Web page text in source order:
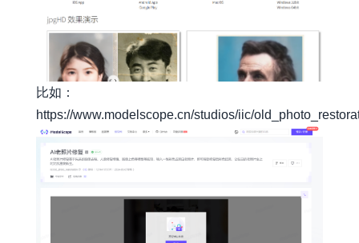
比如：
https://www.modelscope.cn/studios/iic/